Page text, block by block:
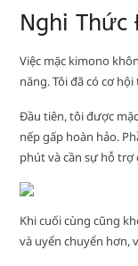
Nghi Thức
Việc mặc kimono
năng. Tôi đã có cơ
Đầu tiên, tôi được
nếp gấp hoàn hảo.
phút và cần sự hỗ
Khi cuối cùng cũng
và uyển chuyển hơn,